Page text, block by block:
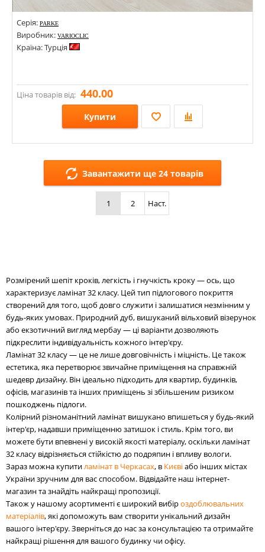
Серія: PARKE
Виробник: VARIOCLIC
Країна: Турція
Ціна товарів від: 440.00
Купити
Завантажити ще 24 товарів
1 2 Наст.
Розмірений шепіт кроків, легкість і гнучкість кроку — ось, що
характеризує ламінат 32 класу. Цей тип підлогового покриття
створений для того, щоб довго служити і залишатися незмінним у
будь-яких умовах. Природний дуб, вишуканий вільховий візерунок
або екзотичний вигляд мербау — ці варіанти дозволяють
підкреслити індивідуальність кожного інтер'єру.
Ламінат 32 класу — це не лише довговічність і міцність. Це також
естетика, яка перетворює звичайне приміщення на справжній
шедевр дизайну. Він ідеально підходить для квартир, будинків,
офісів, магазинів та інших приміщень зі збільшеним ризиком
пошкоджень підлоги.
Колірний різноманітний ламінат вишукано впишеться у будь-який
інтер'єр, надавши приміщенню затишок і стиль. Крім того, ви
можете бути впевнені у високій якості матеріалу, оскільки ламінат
32 класу відрізняється стійкістю до подряпин і впливу вологи.
Зараз можна купитиламінат в Черкасах, в Києвіабо інших містах
України зручним для вас способом. Відвідайте наш інтернет-
магазин та знайдіть найкращі пропозиції.
Також у нашому асортименті є широкий вибіроздоблювальних
матеріалів, які допоможуть вам створити унікальний дизайн
вашого інтер'єру. Зверніться до нас за консультацією та отримайте
найкращі рішення для вашого будинку чи офісу.